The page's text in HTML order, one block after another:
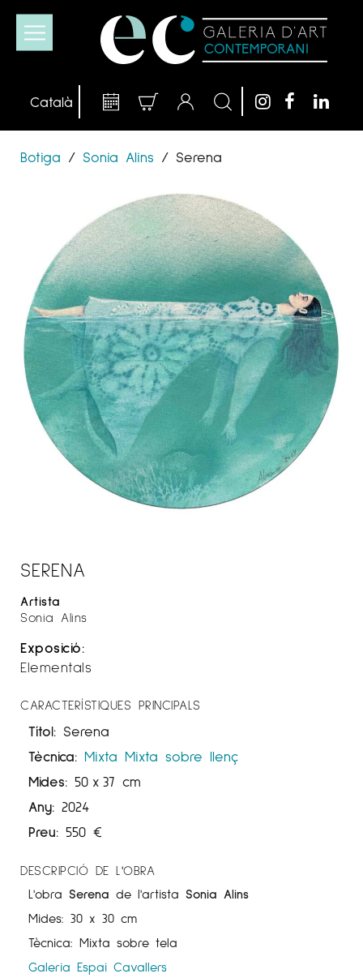
Botiga / Sonia Alins / Serena
SERENA
Artista
Sonia Alins
Exposició:
Elementals
CARACTERÍSTIQUES PRINCIPALS
Títol: Serena
Tècnica: Mixta Mixta sobre llenç
Mides: 50 x 37 cm
Any: 2024
Preu: 550 €
DESCRIPCIÓ DE L'OBRA
L'obra Serena de l'artista Sonia Alins
Mides: 30 x 30 cm
Tècnica: Mixta sobre tela
Galeria Espai Cavallers